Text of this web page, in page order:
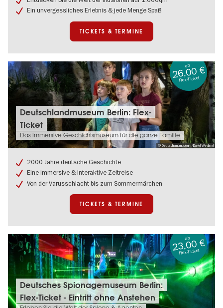
für
alle
Ein unvergessliches Erlebnis & jede Menge Spaß
TICKETS & TERMINE
© Deutschlandmuseum/David Weyland
Tickets
Termine:
Deutschlandmuseum
Berlin:
Ticket
Deutschlandmuseum Berlin: Flex-
Ticket
Das immersive Geschichtsmuseum für die ganze Familie
ab
26,00 €
Flex-Ticket
2000 Jahre deutsche Geschichte
Eine immersive & interaktive Zeitreise
Von der Varusschlacht bis zum Sommermärchen
TICKETS & TERMINE
Tickets
&
Termine:
Deutsches Spionagemuseum Berlin:
Flex-Ticket - Eintritt ohne Anstehen
ab
23,00 €
Flex-Ticket